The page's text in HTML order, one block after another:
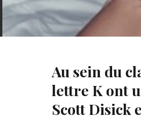
Au sein du
lettre K ont
Scott Disick